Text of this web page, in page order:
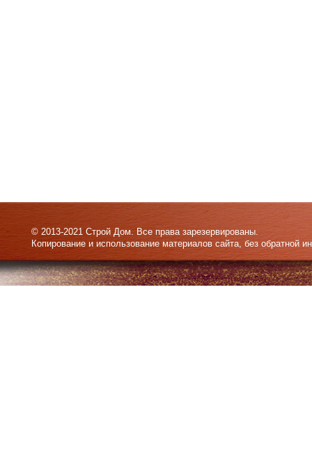
© 2013-2021 Строй Дом. Все права зарезервированы.
Копирование и использование материалов сайта, без обратной